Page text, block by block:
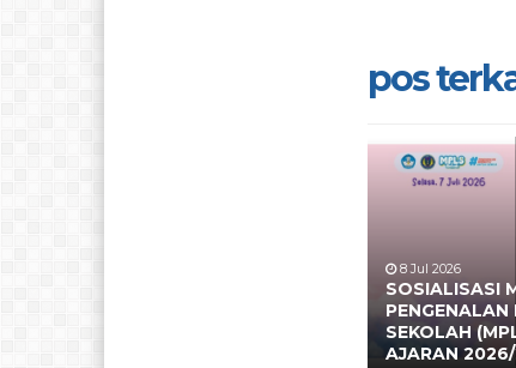
pos
8 Jul 2026
SOSIALISASI
PENGENALAN
SEKOLAH
AJARAN